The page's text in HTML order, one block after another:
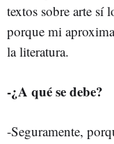
textos sobre arte sí
porque mi
la literatura.
-¿A qué se debe?
-Seguramente,